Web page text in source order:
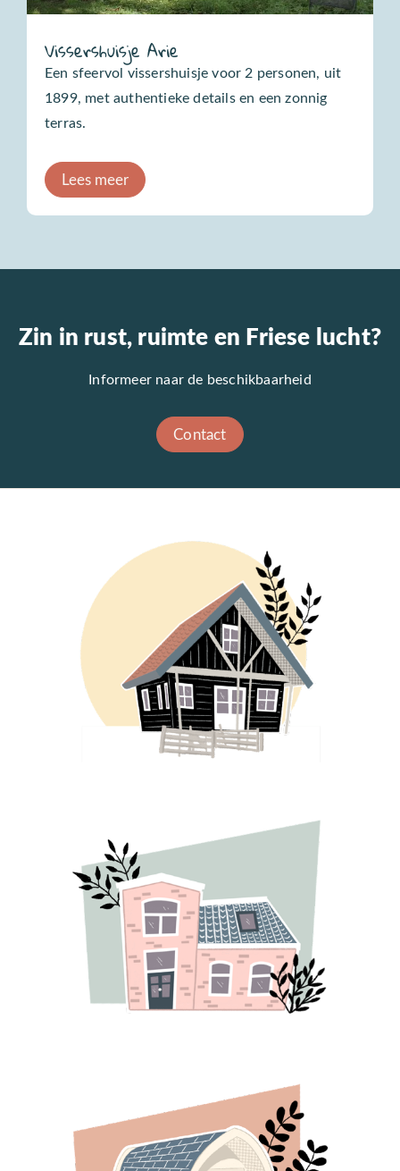
Vissershuisje Arie
Een sfeervol vissershuisje voor 2 personen, uit
1899, met authentieke details en een zonnig
terras.
Lees meer
Zin in rust, ruimte en Friese lucht?
Informeer naar de beschikbaarheid
Contact